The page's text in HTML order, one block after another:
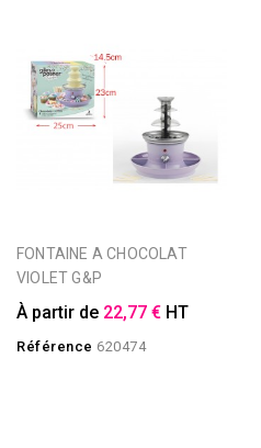
FONTAINE A CHOCOLAT
VIOLET G&P
À partir de 22,77 € HT
Référence 620474